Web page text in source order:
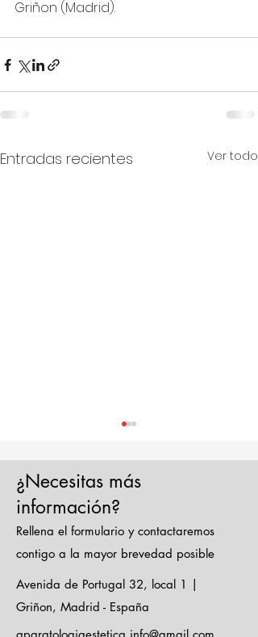
Griñon (Madrid).
Entradas recientes Ver todo
Verano: el mejor
momento para
realizar el
mantenimiento
¿Necesitas más
información?
Rellena el formulario y contactaremos
contigo a la mayor brevedad posible
Avenida de Portugal 32, local 1 |
Griñon, Madrid - España